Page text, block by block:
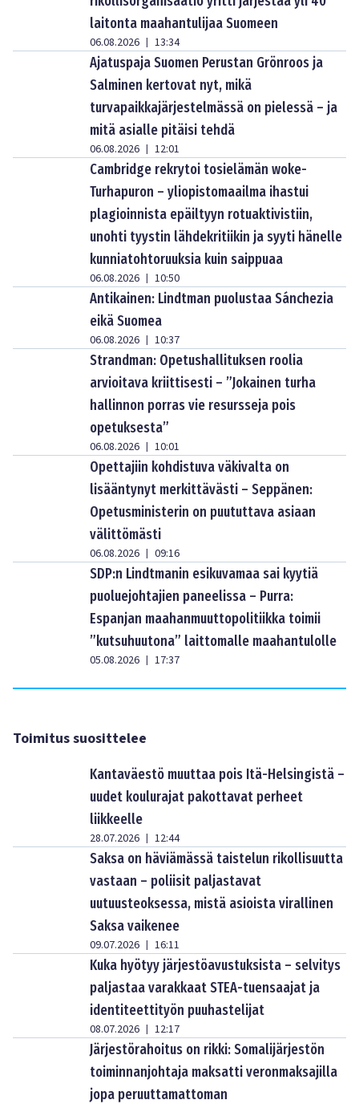
laitonta maahantulijaa Suomeen
06.08.2026 | 13:34
Ajatuspaja Suomen Perustan Grönroos ja
Salminen kertovat nyt, mikä
turvapaikkajärjestelmässä on pielessä – ja
mitä asialle pitäisi tehdä
06.08.2026 | 12:01
Cambridge rekrytoi tosielämän woke-
Turhapuron – yliopistomaailma ihastui
plagioinnista epäiltyyn rotuaktivistiin,
unohti tyystin lähdekritiikin ja syyti hänelle
kunniatohtoruuksia kuin saippuaa
06.08.2026 | 10:50
Antikainen: Lindtman puolustaa Sánchezia
eikä Suomea
06.08.2026 | 10:37
Strandman: Opetushallituksen roolia
arvioitava kriittisesti – ”Jokainen turha
hallinnon porras vie resursseja pois
opetuksesta”
06.08.2026 | 10:01
Opettajiin kohdistuva väkivalta on
lisääntynyt merkittävästi – Seppänen:
Opetusministerin on puututtava asiaan
välittömästi
06.08.2026 | 09:16
SDP:n Lindtmanin esikuvamaa sai kyytiä
puoluejohtajien paneelissa – Purra:
Espanjan maahanmuuttopolitiikka toimii
”kutsuhuutona” laittomalle maahantulolle
05.08.2026 | 17:37
Toimitus suosittelee
Kantaväestö muuttaa pois Itä-Helsingistä –
uudet koulurajat pakottavat perheet
liikkeelle
28.07.2026 | 12:44
Saksa on häviämässä taistelun rikollisuutta
vastaan – poliisit paljastavat
uutuusteoksessa, mistä asioista virallinen
Saksa vaikenee
09.07.2026 | 16:11
Kuka hyötyy järjestöavustuksista – selvitys
paljastaa varakkaat STEA-tuensaajat ja
identiteettityön puuhastelijat
08.07.2026 | 12:17
Järjestörahoitus on rikki: Somalijärjestön
toiminnanjohtaja maksatti veronmaksajilla
jopa peruuttamattoman